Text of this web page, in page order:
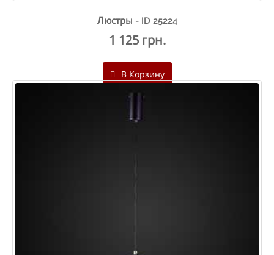
Люстры - ID 25224
1 125 грн.
В Корзину